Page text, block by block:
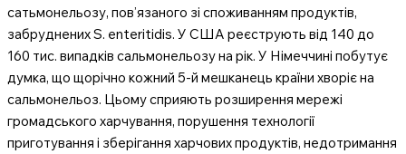
сатьмонельозу, пов’язаного зі споживанням продуктів,
забруднених S. enteritidis. У США реєструють від 140 до
160 тис. випадків сальмонельозу на рік. У Німеччині побутує
думка, що щорічно кожний 5-й мешканець країни хворіє на
сальмонельоз. Цьому сприяють розширення мережі
громадського харчування, порушення технології
приготування і зберігання харчових продуктів, недотримання